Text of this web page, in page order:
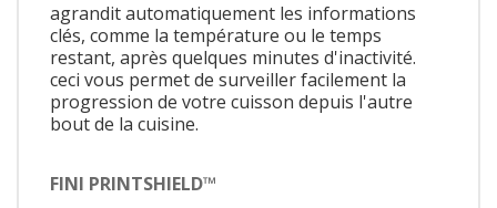
agrandit automatiquement les informations
clés, comme la température ou le temps
restant, après quelques minutes d'inactivité.
ceci vous permet de surveiller facilement la
progression de votre cuisson depuis l'autre
bout de la cuisine.
FINI PRINTSHIELD™